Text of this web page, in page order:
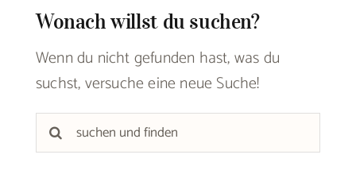
Wonach willst du suchen?
Wenn du nicht gefunden hast, was du
suchst, versuche eine neue Suche!
Suche
nach: